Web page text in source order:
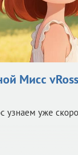
Мисс
узнаем уже